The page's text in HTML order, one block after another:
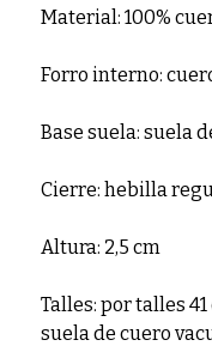
Material: 100%
Forro interno:
Base suela: suela
Cierre: hebilla
Altura: 2,5 cm
Talles: por talles
suela de cuero